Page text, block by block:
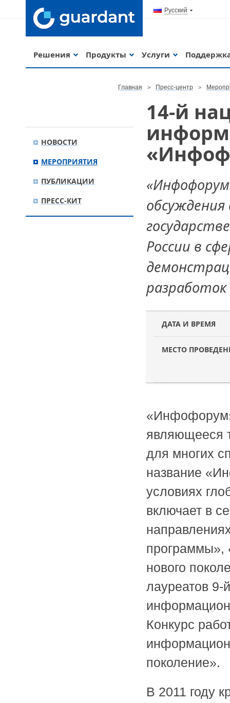
Русский
Решения Продукты Услуги
Главная Пресс-центр
14-й
России в
ДАТА И ВРЕМЯ
МЕСТО
являющееся
для многих
название
условиях
включает в
программы»,
нового
лауреатов
Конкурс
поколение».
В 2011 году
НОВОСТИ
МЕРОПРИЯТИЯ
ПУБЛИКАЦИИ
ПРЕСС-КИТ